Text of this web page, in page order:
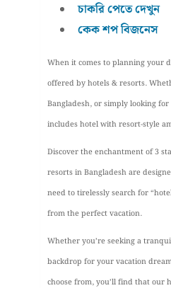
চাকরি পেতে দেখুন
কেক শপ বিজনেস
When it comes to planning your
offered by hotels & resorts.
Bangladesh, or simply looking
includes hotel with resort-style
Discover the enchantment of 3
resorts in Bangladesh are
need to tirelessly search for
from the perfect vacation.
Whether you’re seeking a
backdrop for your vacation
choose from, you’ll find that our